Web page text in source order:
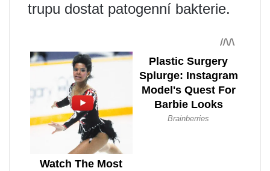
trupu dostat patogenní bakterie.